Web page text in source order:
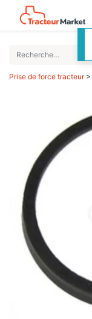
Prise de force tracteur>